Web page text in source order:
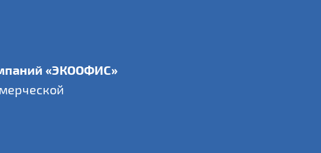
«ЭКООФИС»